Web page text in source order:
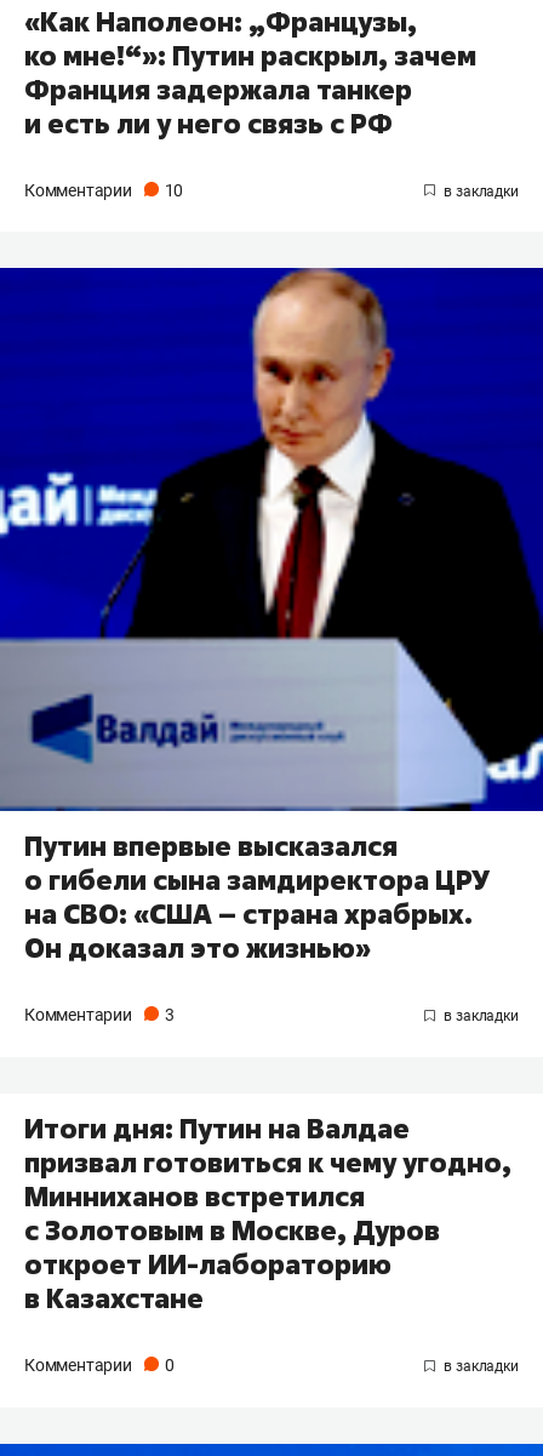
«Как Наполеон: „Французы,
ко мне!“»: Путин раскрыл, зачем
Франция задержала танкер
и есть ли у него связь с РФ
Комментарии 10
Путин впервые высказался
о гибели сына замдиректора ЦРУ
на СВО: «США – страна храбрых.
Он доказал это жизнью»
Комментарии 3
Итоги дня: Путин на Валдае
призвал готовиться к чему угодно,
Минниханов встретился
с Золотовым в Москве, Дуров
откроет ИИ-лабораторию
в Казахстане
Комментарии 0